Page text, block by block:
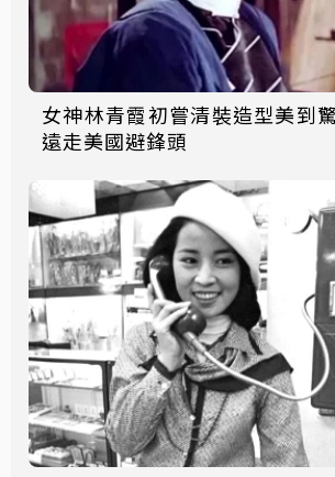
女神林青霞初嘗清裝造型美到驚人 感情
遠走美國避鋒頭